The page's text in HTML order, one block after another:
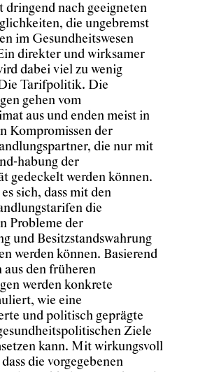
nach geeigneten
die ungebremst
im Gesundheitswesen
direkter und wirksamer
dabei viel zu wenig
Tarifpolitik. Die
gehen vom
aus und enden meist in
Kompromissen der
die nur mit
habung der
gedeckelt werden können.
sich, dass mit den
die
Probleme der
und Besitzstandswahrung
werden können. Basierend
den früheren
werden konkrete
wie eine
und politisch geprägte
Ziele
kann. Mit wirkungsvoll
die vorgegebenen